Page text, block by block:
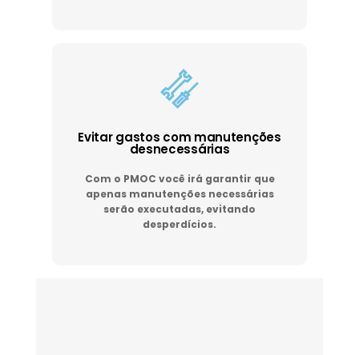
Evitar gastos com manutenções
desnecessárias
Com o PMOC você irá garantir que
apenas manutenções necessárias
serão executadas, evitando
desperdícios.